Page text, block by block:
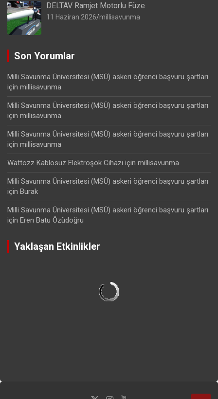
DELTAV Ramjet Motorlu Füze
11 Haziran 2026 millisavunma
Son Yorumlar
Milli Savunma Üniversitesi (MSÜ) askeri öğrenci başvuru şartları
için millisavunma
Milli Savunma Üniversitesi (MSÜ) askeri öğrenci başvuru şartları
için millisavunma
Milli Savunma Üniversitesi (MSÜ) askeri öğrenci başvuru şartları
için millisavunma
Wattozz Kablosuz Elektroşok Cihazı için millisavunma
Milli Savunma Üniversitesi (MSÜ) askeri öğrenci başvuru şartları
için Burak
Milli Savunma Üniversitesi (MSÜ) askeri öğrenci başvuru şartları
için Eren Batu Özüdoğru
Yaklaşan Etkinlikler